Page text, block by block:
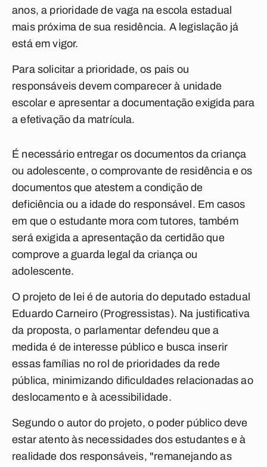
anos, a prioridade de vaga na escola estadual
mais próxima de sua residência. A legislação já
está em vigor.
Para solicitar a prioridade, os pais ou
responsáveis devem comparecer à unidade
escolar e apresentar a documentação exigida para
a efetivação da matrícula.
É necessário entregar os documentos da criança
ou adolescente, o comprovante de residência e os
documentos que atestem a condição de
deficiência ou a idade do responsável. Em casos
em que o estudante mora com tutores, também
será exigida a apresentação da certidão que
comprove a guarda legal da criança ou
adolescente.
O projeto de lei é de autoria do deputado estadual
Eduardo Carneiro (Progressistas). Na justificativa
da proposta, o parlamentar defendeu que a
medida é de interesse público e busca inserir
essas famílias no rol de prioridades da rede
pública, minimizando dificuldades relacionadas ao
deslocamento e à acessibilidade.
Segundo o autor do projeto, o poder público deve
estar atento às necessidades dos estudantes e à
realidade dos responsáveis, "remanejando as